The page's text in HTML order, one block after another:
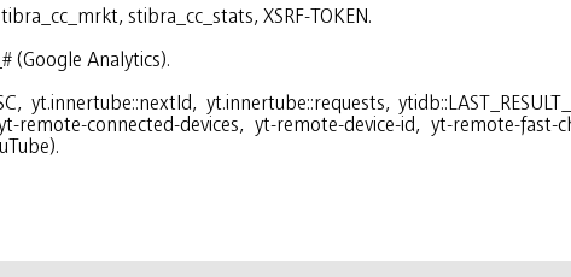
stibra_cc_stats, XSRF-TOKEN.
(Google Analytics).
yt.innertube::nextId, yt.innertube::requests,
remote-connected-devices, yt-remote-device-id, yt-remote-fast-